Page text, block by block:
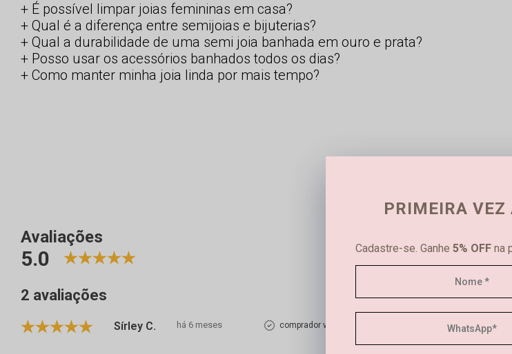
É possível limpar joias femininas em casa?
Qual é a diferença entre semijoias e bijuterias?
Qual a durabilidade de uma semi joia banhada em ouro e prata?
Posso usar os acessórios banhados todos os dias?
Como manter minha joia linda por mais tempo?
Avaliações
5.0
2 avaliações
Sírley C. há 6 meses comprador verificado
PRIMEIRA VEZ
Cadastre-se. Ganhe 5% OFF na